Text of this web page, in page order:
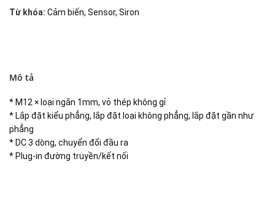
Từ khóa: Cảm biến, Sensor, Siron
Mô tả
* M12 × loại ngắn 1mm, vỏ thép không gỉ
* Lắp đặt kiểu phẳng, lắp đặt loại không phẳng, lắp đặt gần như
phẳng
* DC 3 dòng, chuyển đổi đầu ra
* Plug-in đường truyền/kết nối